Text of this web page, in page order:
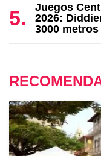
Juegos
2026:
3000